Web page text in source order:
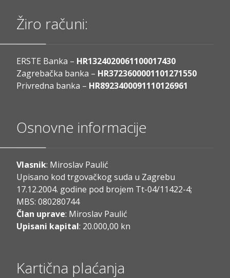
Žiro računi:
ERSTE Banka – HR1324020061100017430
Zagrebačka banka – HR3723600001101271550
Privredna banka – HR8923400091110126961
Osnovne informacije
Vlasnik: Miroslav Paulić
Upisano kod trgovačkog suda u Zagrebu
17.12.2004. godine pod brojem Tt-04/11422-4;
MBS: 080280744
Član uprave: Miroslav Paulić
Upisani kapital: 20.000,00 kn
Kartična plaćanja